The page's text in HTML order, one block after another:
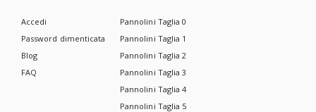
Accedi
Password dimenticata
Blog
FAQ
Pannolini Taglia 0
Pannolini Taglia 1
Pannolini Taglia 2
Pannolini Taglia 3
Pannolini Taglia 4
Pannolini Taglia 5